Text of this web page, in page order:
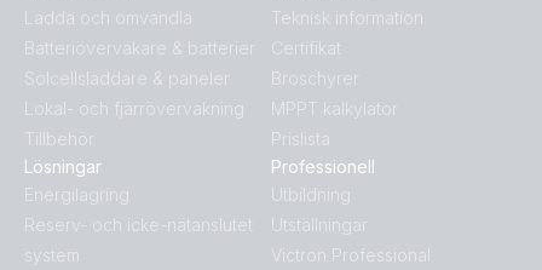
Ladda och omvandla
Batteriövervakare & batterier
Solcellsladdare & paneler
Lokal- och fjärrövervakning
Tillbehör
Lösningar
Energilagring
Reserv- och icke-nätanslutet
system
Teknisk information
Certifikat
Broschyrer
MPPT kalkylator
Prislista
Professionell
Utbildning
Utställningar
Victron Professional